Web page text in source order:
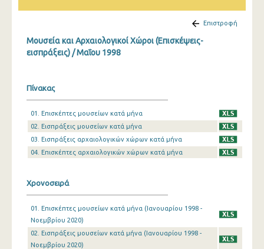
Οκτωβρίου 2024
Σεπτεμβρίου 2024
Ιουλίου 2024
Ιουνίου 2024
Μαΐου 2024
Μαρτίου 2024
Φεβρουαρίου 2024
Ιανουαρίου 2024
Επιστροφή
Μουσεία και Αρχαιολογικοί Χώροι (Επισκέψεις-
εισπράξεις) / Μαΐου 1998
Πίνακας
01. Επισκέπτες μουσείων κατά μήνα
02. Εισπράξεις μουσείων κατά μήνα
03. Εισπράξεις αρχαιολογικών χώρων κατά μήνα
04. Επισκέπτες αρχαιολογικών χώρων κατά μήνα
Χρονοσειρά
01. Επισκέπτες μουσείων κατά μήνα (Ιανουαρίου 1998 -
Νοεμβρίου 2020)
02. Εισπράξεις μουσείων κατά μήνα (Ιανουαρίου 1998 -
Νοεμβρίου 2020)